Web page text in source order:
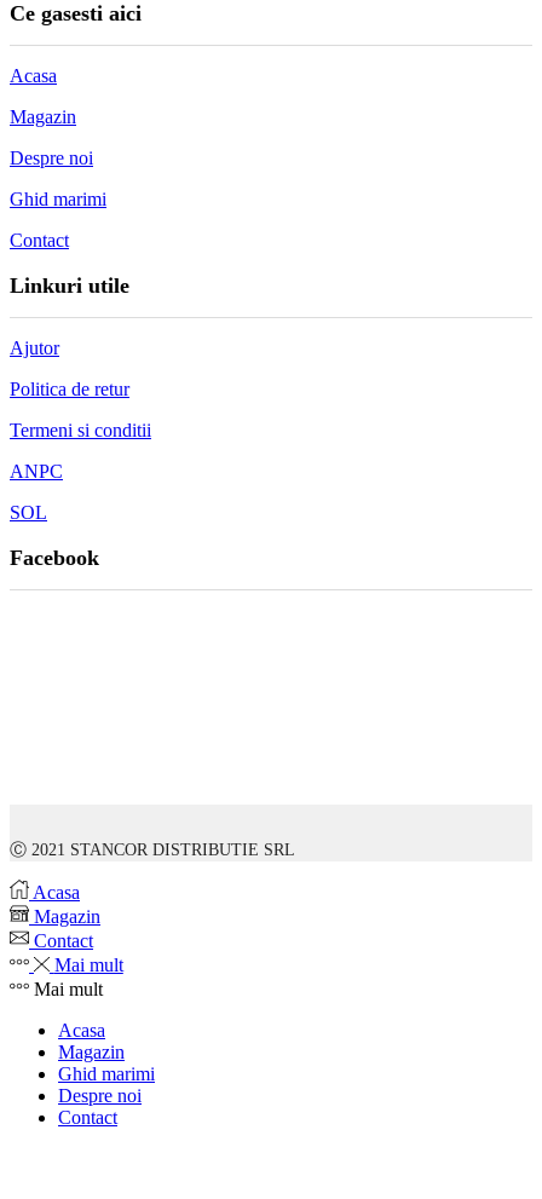
Ce gasesti aici
Acasa
Magazin
Despre noi
Ghid marimi
Contact
Linkuri utile
Ajutor
Politica de retur
Termeni si conditii
ANPC
SOL
Facebook
Ⓒ 2021 STANCOR DISTRIBUTIE SRL
Acasa
Magazin
Contact
Mai mult
Mai mult
Acasa
Magazin
Ghid marimi
Despre noi
Contact